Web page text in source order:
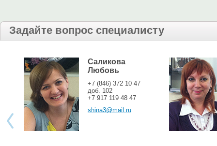
Задайте вопрос специалисту
Саликова
Любовь
+7 (846) 372 10 47
доб. 102
+7 917 119 48 47
shina3@mail.ru